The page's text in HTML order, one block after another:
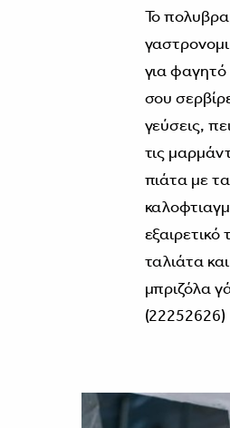
Το
για
σου
γεύσεις,
τις
πιάτα με
ταλιάτα
μπριζόλα